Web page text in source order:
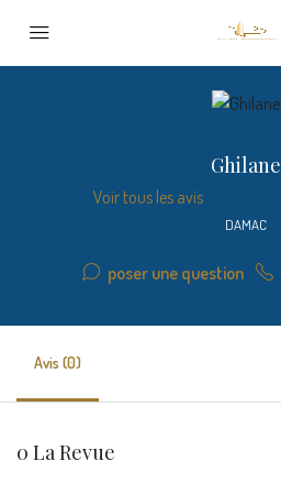
Ghilane
Voir tous les avis
DAMAC
poser une question
Avis (0)
0 La Revue